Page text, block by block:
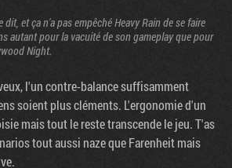
dit, et ça n'a pas empêché Heavy Rain de se faire
autant pour la vacuité de son gameplay que pour
Night.
l'un contre-balance suffisamment
soient plus cléments. L'ergonomie d'un
mais tout le reste transcende le jeu. T'as
tout aussi naze que Farenheit mais